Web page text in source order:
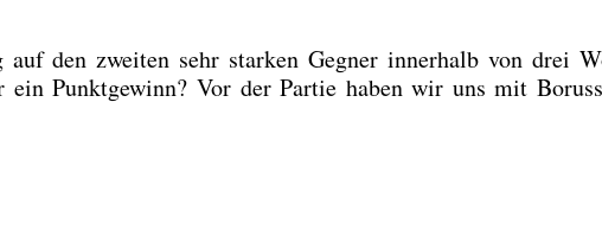
den zwei­ten sehr star­ken Geg­ner inner­halb von drei
Punkt­ge­winn? Vor der Par­tie haben wir uns mit